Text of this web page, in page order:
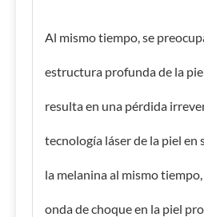
Al mismo tiempo, se
estructura profunda de la
resulta en una pérdida
tecnología láser de la piel en
la melanina al mismo
onda de choque en la piel